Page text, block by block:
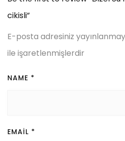
cikisli”
E-posta adresiniz
ile işaretlenmişlerdir
NAME *
EMAIL *